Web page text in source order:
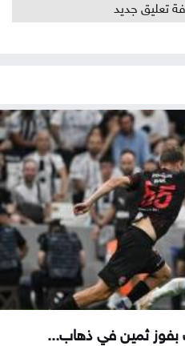
تعليق جديد
ثمين في ذهاب...